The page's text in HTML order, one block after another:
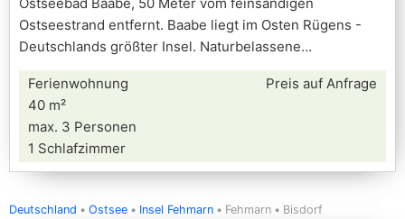
Ostseestrand entfernt. Baabe liegt im Osten Rügens -
Deutschlands größter Insel. Naturbelassene
Ferienwohnung
40 m²
max. 3 Personen
1 Schlafzimmer
Preis auf Anfrage
Deutschland Ostsee Insel Fehmarn Fehmarn Bisdorf